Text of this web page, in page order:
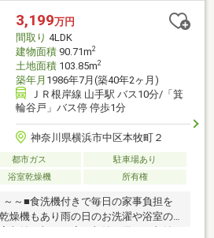
住まい探しをお手伝いします
ご相談はお気軽にお問い合わせく
3,199万円
間取り 4LDK
建物面積90.71m2
土地面積103.85m2
築年月 1986年7月(築40年2ヶ月)
ＪＲ根岸線 山手駅 バス10分/「箕
輪谷戸」バス停 停歩1分
神奈川県横浜市中区本牧町２
都市ガス
駐車場あり
浴室乾燥機 所有権
～■食洗機付きで毎日の家事負担を
燥機もあり雨の日のお洗濯や浴室の
収納に加え、廊下収納も備えた収納